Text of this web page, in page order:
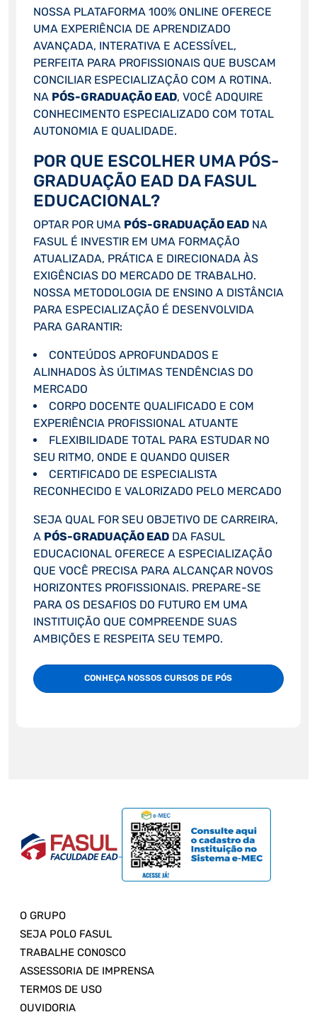
NOSSA PLATAFORMA 100% ONLINE OFERECE
UMA EXPERIÊNCIA DE APRENDIZADO
AVANÇADA, INTERATIVA E ACESSÍVEL,
PERFEITA PARA PROFISSIONAIS QUE BUSCAM
CONCILIAR ESPECIALIZAÇÃO COM A ROTINA.
NA PÓS-GRADUAÇÃO EAD, VOCÊ ADQUIRE
CONHECIMENTO ESPECIALIZADO COM TOTAL
AUTONOMIA E QUALIDADE.
POR QUE ESCOLHER UMA PÓS-
GRADUAÇÃO EAD DA FASUL
EDUCACIONAL?
OPTAR POR UMA PÓS-GRADUAÇÃO EADNA
FASUL É INVESTIR EM UMA FORMAÇÃO
ATUALIZADA, PRÁTICA E DIRECIONADA ÀS
EXIGÊNCIAS DO MERCADO DE TRABALHO.
NOSSA METODOLOGIA DE ENSINO A DISTÂNCIA
PARA ESPECIALIZAÇÃO É DESENVOLVIDA
PARA GARANTIR:
CONTEÚDOS APROFUNDADOS E
ALINHADOS ÀS ÚLTIMAS TENDÊNCIAS DO
MERCADO
CORPO DOCENTE QUALIFICADO E COM
EXPERIÊNCIA PROFISSIONAL ATUANTE
FLEXIBILIDADE TOTAL PARA ESTUDAR NO
SEU RITMO, ONDE E QUANDO QUISER
CERTIFICADO DE ESPECIALISTA
RECONHECIDO E VALORIZADO PELO MERCADO
SEJA QUAL FOR SEU OBJETIVO DE CARREIRA,
A PÓS-GRADUAÇÃO EADDA FASUL
EDUCACIONAL OFERECE A ESPECIALIZAÇÃO
QUE VOCÊ PRECISA PARA ALCANÇAR NOVOS
HORIZONTES PROFISSIONAIS. PREPARE-SE
PARA OS DESAFIOS DO FUTURO EM UMA
INSTITUIÇÃO QUE COMPREENDE SUAS
AMBIÇÕES E RESPEITA SEU TEMPO.
CONHEÇA NOSSOS CURSOS DE PÓS
O GRUPO
SEJA POLO FASUL
TRABALHE CONOSCO
ASSESSORIA DE IMPRENSA
TERMOS DE USO
OUVIDORIA